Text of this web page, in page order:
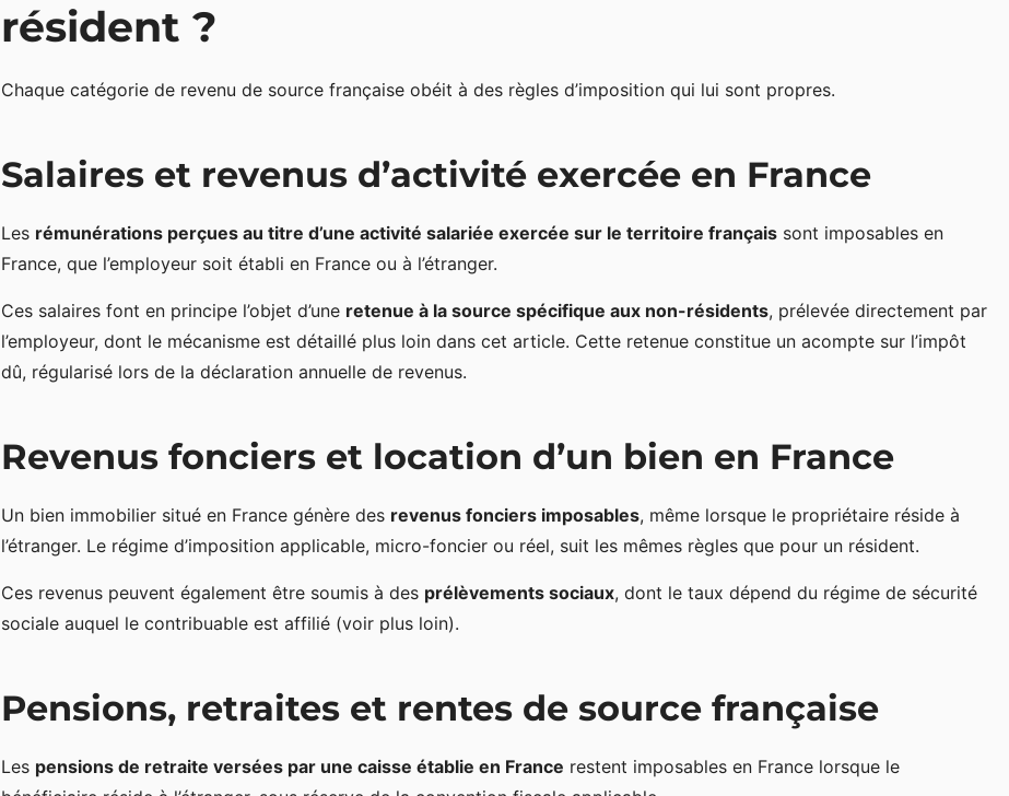
résident ?
Chaque catégorie de revenu de source française obéit à des règles d’imposition qui lui sont propres.
Salaires et revenus d’activité exercée en France
Les rémunérations perçues au titre d’une activité salariée exercée sur le territoire français sont imposables en
France, que l’employeur soit établi en France ou à l’étranger.
Ces salaires font en principe l’objet d’une retenue à la source spécifique aux non-résidents, prélevée directement par
l’employeur, dont le mécanisme est détaillé plus loin dans cet article. Cette retenue constitue un acompte sur l’impôt
dû, régularisé lors de la déclaration annuelle de revenus.
Revenus fonciers et location d’un bien en France
Un bien immobilier situé en France génère des revenus fonciers imposables, même lorsque le propriétaire réside à
l’étranger. Le régime d’imposition applicable, micro-foncier ou réel, suit les mêmes règles que pour un résident.
Ces revenus peuvent également être soumis à des prélèvements sociaux, dont le taux dépend du régime de sécurité
sociale auquel le contribuable est affilié (voir plus loin).
Pensions, retraites et rentes de source française
Les pensions de retraite versées par une caisse établie en France restent imposables en France lorsque le